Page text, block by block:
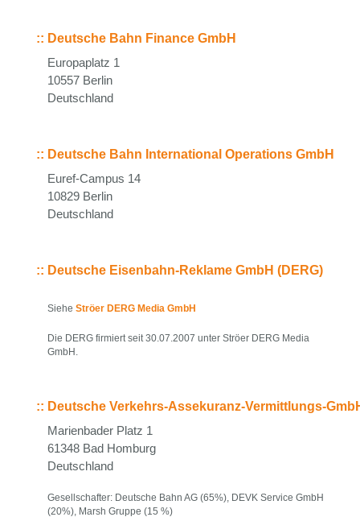
:: Deutsche Bahn Finance GmbH
Europaplatz 1
10557 Berlin
Deutschland
:: Deutsche Bahn International Operations GmbH
Euref-Campus 14
10829 Berlin
Deutschland
:: Deutsche Eisenbahn-Reklame GmbH (DERG)
Siehe Ströer DERG Media GmbH
Die DERG firmiert seit 30.07.2007 unter Ströer DERG Media
GmbH.
:: Deutsche Verkehrs-Assekuranz-Vermittlungs-
Marienbader Platz 1
61348 Bad Homburg
Deutschland
Gesellschafter: Deutsche Bahn AG (65%), DEVK Service GmbH
(20%), Marsh Gruppe (15 %)